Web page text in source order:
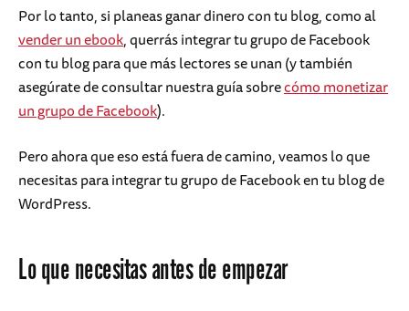
Por lo tanto, si planeas ganar dinero con tu blog, como al
vender un ebook, querrás integrar tu grupo de Facebook
con tu blog para que más lectores se unan (y también
asegúrate de consultar nuestra guía sobrecómo monetizar
un grupo de Facebook).
Pero ahora que eso está fuera de camino, veamos lo que
necesitas para integrar tu grupo de Facebook en tu blog de
WordPress.
Lo que necesitas antes de empezar